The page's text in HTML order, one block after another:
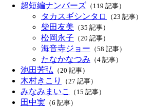
超短編ナンバーズ （119 記事）
タカスギシンタロ （23 記事）
柴田友美 （35 記事）
松岡永子 （20 記事）
海音寺ジョー （58 記事）
たなかなつみ （4 記事）
池田芳弘 （20 記事）
木村きこり （27 記事）
みなみまいこ （15 記事）
田中実 （6 記事）